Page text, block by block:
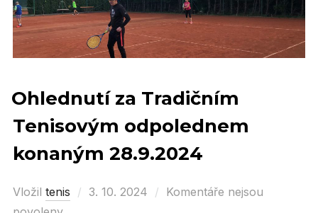
Ohlednutí za Tradičním
Tenisovým odpolednem
konaným 28.9.2024
Vložil tenis
Posted
3. 10. 2024
Komentáře nejsou